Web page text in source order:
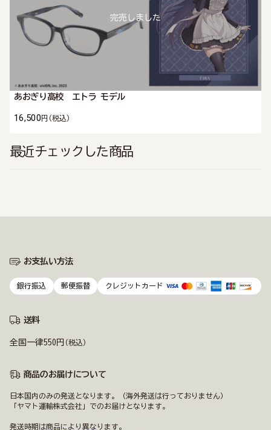
完売しました
あおぎり高校 エトラ モデル
16,500 円 (税込)
最近チェックした商品
お支払い方法
銀行振込 郵便振替 クレジットカード
送料
全国一律550円 (税込)
商品のお届けについて
日本国内のみの発送となります。（海外発送は行っておりません）
「ヤマト運輸株式会社」でのお届けとなります。
発送時期は商品により異なります。